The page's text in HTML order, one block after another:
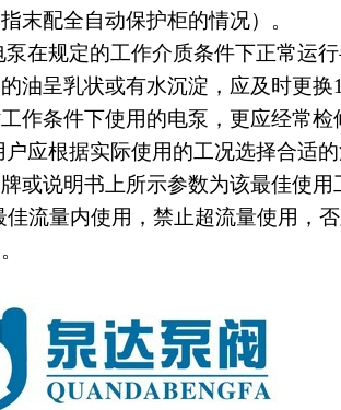
末配全自动保护柜的情况）。
在规定的工作介质条件下正常运行
油呈乳状或有水沉淀，应及时更
作条件下使用的电泵，更应经常
应根据实际使用的工况选择合适的
或说明书上所示参数为该最佳使
佳流量内使用，禁止超流量使用，